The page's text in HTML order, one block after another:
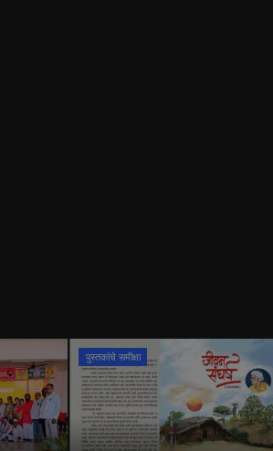
पुस्तकांचे समीक्षा